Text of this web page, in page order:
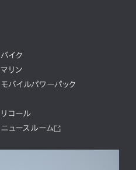
バイク
マリン
モバイルパワーパック
リコール
ニュースルーム